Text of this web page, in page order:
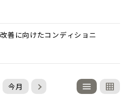
善に向けたコンディショニ
今月